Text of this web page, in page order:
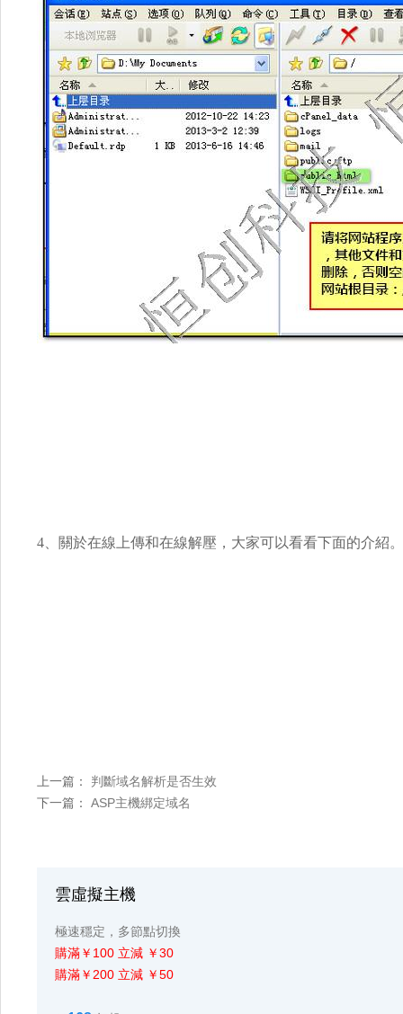
4、關於在線上傳和在線解壓，大家可以看看下面的介紹。
上一篇： 判斷域名解析是否生效
下一篇： ASP主機綁定域名
雲虛擬主機
極速穩定，多節點切換
購滿￥100 立減 ￥30
購滿￥200 立減 ￥50